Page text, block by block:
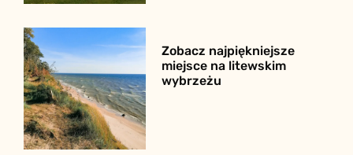
Zobacz najpiękniejsze
miejsce na litewskim
wybrzeżu